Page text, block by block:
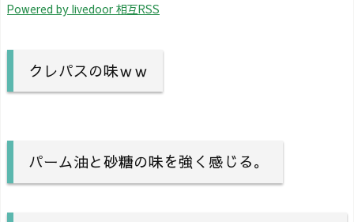
Powered by livedoor 相互RSS
クレパスの味ｗｗ
パーム油と砂糖の味を強く感じる。